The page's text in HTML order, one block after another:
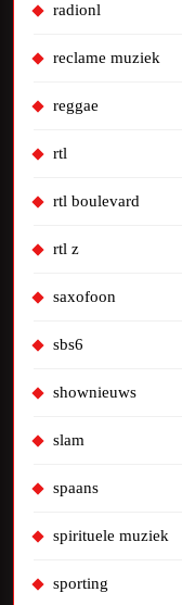
radionl
reclame muziek
reggae
rtl
rtl boulevard
rtl z
saxofoon
sbs6
shownieuws
slam
spaans
spirituele muziek
sporting